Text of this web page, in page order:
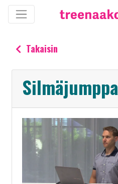
Takaisin
Silmäjumppa